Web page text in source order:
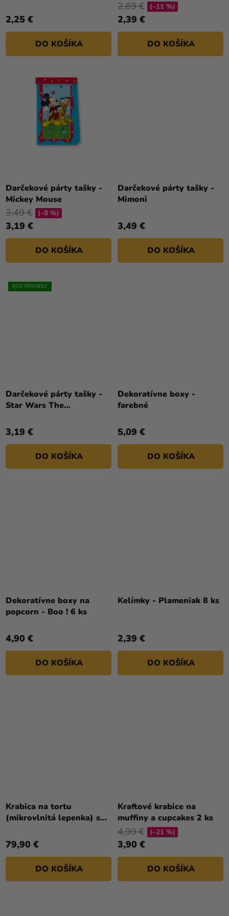
2,25 €
DO KOŠÍKA
2,39 €
2,69 € (–11 %)
DO KOŠÍKA
Darčekové párty tašky -
Mickey Mouse
3,19 €
3,49 € (–8 %)
DO KOŠÍKA
Darčekové párty tašky -
Mimoni
3,49 €
DO KOŠÍKA
ECO FRIENDLY
Darčekové párty tašky -
Star Wars The
3,19 €
DO KOŠÍKA
Dekoratívne boxy -
farebné
5,09 €
DO KOŠÍKA
Dekoratívne boxy na
popcorn - Boo ! 6 ks
4,90 €
DO KOŠÍKA
Kelímky - Plameniak 8 ks
2,39 €
DO KOŠÍKA
Krabica na tortu
(mikrovlnitá lepenka) s
[100 ks]
79,90 €
DO KOŠÍKA
Kraftové krabice na
muffiny a cupcakes 2 ks
3,90 €
4,99 € (–21 %)
DO KOŠÍKA